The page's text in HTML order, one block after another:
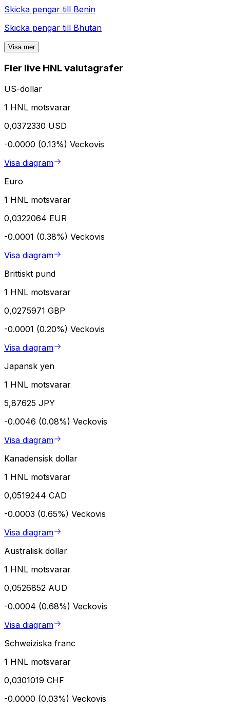
Skicka pengar till Benin
Skicka pengar till Bhutan
Visa mer
Fler live HNL valutagrafer
US-dollar
1 HNL motsvarar
0,0372330 USD
-0.0000 (0.13%) Veckovis
Visa diagram
Euro
1 HNL motsvarar
0,0322064 EUR
-0.0001 (0.38%) Veckovis
Visa diagram
Brittiskt pund
1 HNL motsvarar
0,0275971 GBP
-0.0001 (0.20%) Veckovis
Visa diagram
Japansk yen
1 HNL motsvarar
5,87625 JPY
-0.0046 (0.08%) Veckovis
Visa diagram
Kanadensisk dollar
1 HNL motsvarar
0,0519244 CAD
-0.0003 (0.65%) Veckovis
Visa diagram
Australisk dollar
1 HNL motsvarar
0,0526852 AUD
-0.0004 (0.68%) Veckovis
Visa diagram
Schweiziska franc
1 HNL motsvarar
0,0301019 CHF
-0.0000 (0.03%) Veckovis